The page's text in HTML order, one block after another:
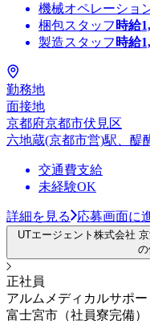
機械オペレーショ
梱包スタッフ 時給
製造スタッフ 時給
勤務地
面接地
京都府京都市伏見区
六地蔵(京都市営)駅、醍
交通費支給
未経験OK
詳細を見る 応募画面に
UTエージェント株式会社
正社員
アルムメディカルサポ
富士宮市（社員寮完備）